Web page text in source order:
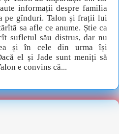
informații despre familia
pe gînduri. Talon și frații lui
sa afle ce anume. Știe ca
sufletul său distrus, dar nu
și în cele din urma își
el și Jade sunt meniți să
e convins că...